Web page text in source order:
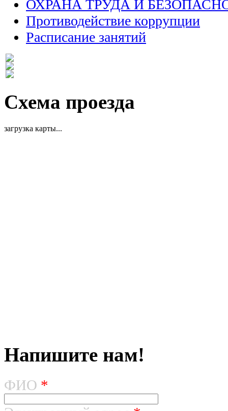
ОХРАНА ТРУДА И
Противодействие коррупции
Расписание занятий
Схема проезда
загрузка карты...
Напишите нам!
ФИО *